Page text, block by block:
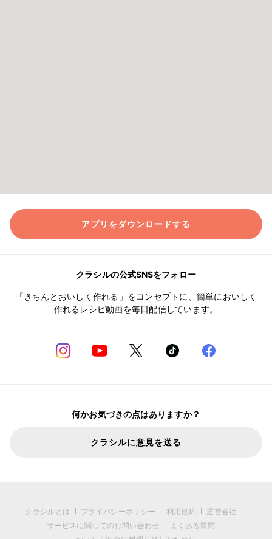
アプリをダウンロードする
クラシルの公式SNSをフォロー
「きちんとおいしく作れる」をコンセプトに、簡単においしく
作れるレシピ動画を毎日配信しています。
何かお気づきの点はありますか？
クラシルに意見を送る
クラシルとは プライバシーポリシー 利用規約
運営会社
サービスに関してのお問い合わせ
よくある質問